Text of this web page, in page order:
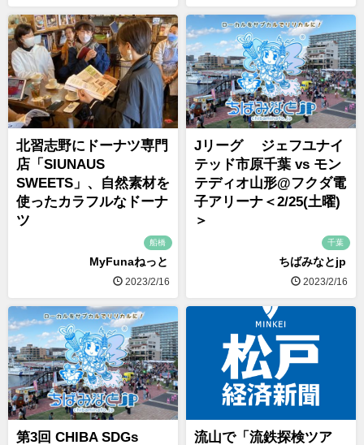
北習志野にドーナツ専門
店「SIUNAUS
SWEETS」、自然素材を
使ったカラフルなドーナ
ツ
船橋
MyFunaねっと
2023/2/16
Jリーグ ジェフユナイ
テッド市原千葉 vs モン
テディオ山形@フクダ電
子アリーナ＜2/25(土曜)
＞
千葉
ちばみなとjp
2023/2/16
第3回 CHIBA SDGs 流山で「流鉄探検ツア